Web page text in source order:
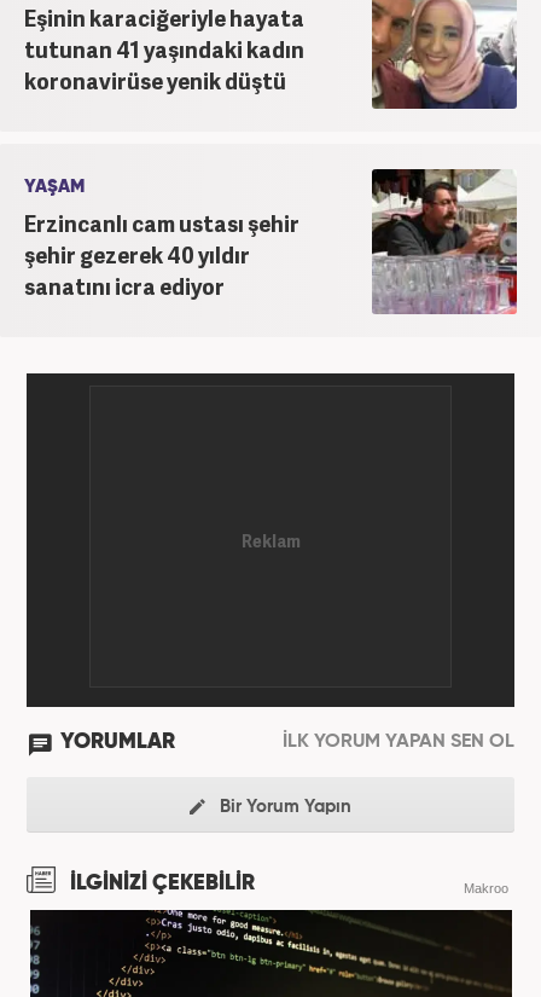
Eşinin karaciğeriyle hayata
tutunan 41 yaşındaki kadın
koronavirüse yenik düştü
YAŞAM
Erzincanlı cam ustası şehir
şehir gezerek 40 yıldır
sanatını icra ediyor
YORUMLAR İLK YORUM YAPAN SEN OL
Bir Yorum Yapın
İLGİNİZİ ÇEKEBİLİR Makroo